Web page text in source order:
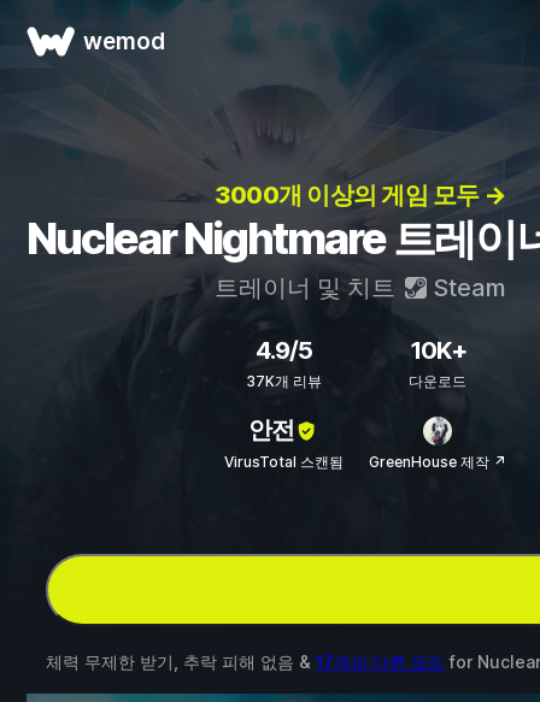
wemod
3000개 이상의 게임 모두 →
Nuclear Nightmare 트레이
트레이너 및 치트 Steam
4.9/5
37K개 리뷰
10K+
다운로드
안전
VirusTotal 스캔됨 GreenHouse 제작 ↗
체력 무제한 받기, 추락 피해 없음 & 17개의 다른 모드 for